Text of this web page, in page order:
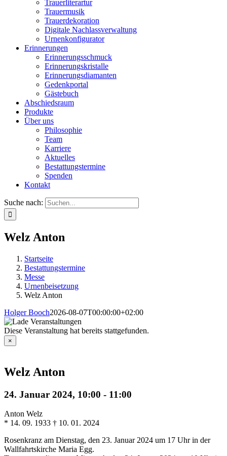
Trauerliterartur
Trauermusik
Trauerdekoration
Digitale Nachlassverwaltung
Urnenkonfigurator
Erinnerungen
Erinnerungsschmuck
Erinnerungskristalle
Erinnerungsdiamanten
Gedenkportal
Gästebuch
Abschiedsraum
Produkte
Über uns
Philosophie
Team
Karriere
Aktuelles
Bestattungstermine
Spenden
Kontakt
Suche nach:
Welz Anton
Startseite
Bestattungstermine
Messe
Urnenbeisetzung
Welz Anton
Holger Booch2026-08-07T00:00:00+02:00
Diese Veranstaltung hat bereits stattgefunden.
×
Welz Anton
24. Januar 2024, 10:00 - 11:00
Anton Welz
* 14. 09. 1933 † 10. 01. 2024
Rosenkranz am Dienstag, den 23. Januar 2024 um 17 Uhr in der
Wallfahrtskirche Maria Egg.